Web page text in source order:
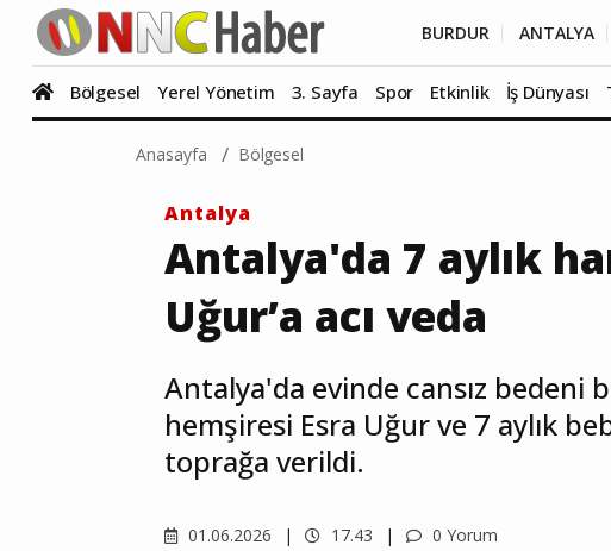
BURDUR ANTALYA
Bölgesel Yerel Yönetim 3. Sayfa Spor Etkinlik İş Dünyası
Anasayfa Bölgesel
Antalya
Antalya'da 7 aylık
Uğur’a acı veda
Antalya'da evinde cansız bedeni
hemşiresi Esra Uğur ve 7 aylık
toprağa verildi.
01.06.2026 17.43 0 Yorum